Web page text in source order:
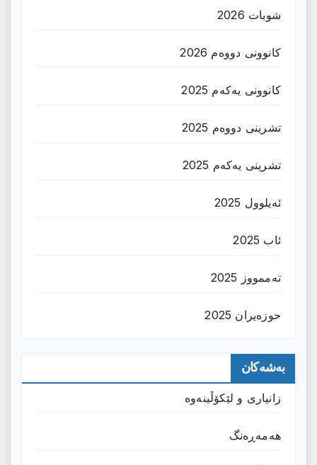
شوبات 2026
کانوونی دووەم 2026
کانوونی یەکەم 2025
تشرینی دووەم 2025
تشرینی یەکەم 2025
ئەیلوول 2025
ئاب 2025
تەممووز 2025
حوزه‌یران 2025
بەشەکان
زانیارى و لێکۆڵینەوە
هەمەڕەنگ